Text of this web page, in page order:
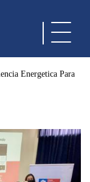
Energetica Para